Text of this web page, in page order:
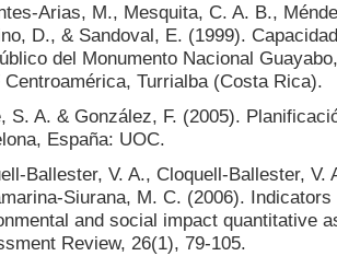
Arias, M., Mesquita, C. A. B.,
D., & Sandoval, E. (1999).
del Monumento Nacional
Centroamérica, Turrialba (Costa Rica).
S. A. & González, F. (2005).
España: UOC.
Ballester, V. A., Cloquell-Ballester,
Siurana, M. C. (2006).
and social impact quantitative
Review, 26(1), 79-105.